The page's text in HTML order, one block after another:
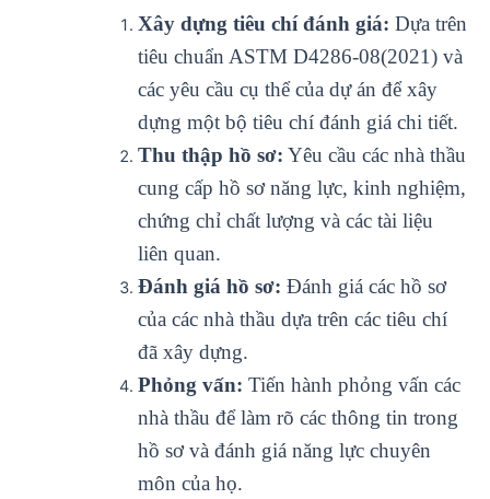
Xây dựng tiêu chí đánh giá: Dựa trên
tiêu chuẩn ASTM D4286-08(2021) và
các yêu cầu cụ thể của dự án để xây
dựng một bộ tiêu chí đánh giá chi tiết.
Thu thập hồ sơ: Yêu cầu các nhà thầu
cung cấp hồ sơ năng lực, kinh nghiệm,
chứng chỉ chất lượng và các tài liệu
liên quan.
Đánh giá hồ sơ: Đánh giá các hồ sơ
của các nhà thầu dựa trên các tiêu chí
đã xây dựng.
Phỏng vấn: Tiến hành phỏng vấn các
nhà thầu để làm rõ các thông tin trong
hồ sơ và đánh giá năng lực chuyên
môn của họ.